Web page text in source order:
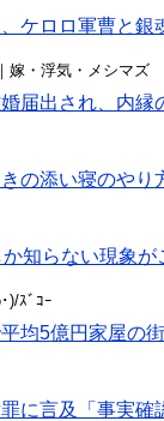
ケロロ軍曹と
嫁・浮気・メシマズ
届出され、内
の添い寝のやり
知らない現象が
)/ｽﾞｺｰ
均5億円家屋の
に言及「事実